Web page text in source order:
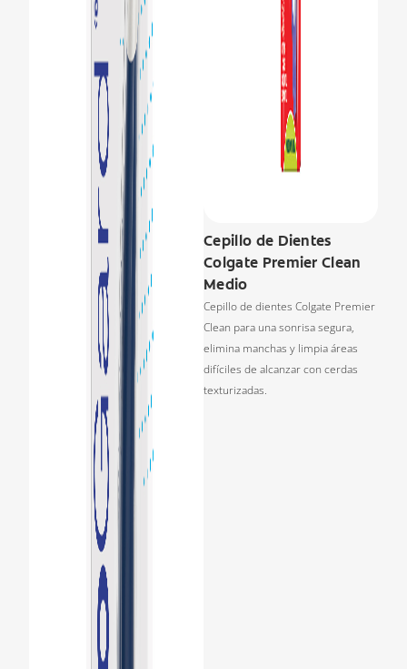
Cepillo de Dientes
Colgate Premier Clean
Medio
Cepillo de dientes Colgate Premier
Clean para una sonrisa segura,
elimina manchas y limpia áreas
difíciles de alcanzar con cerdas
texturizadas.